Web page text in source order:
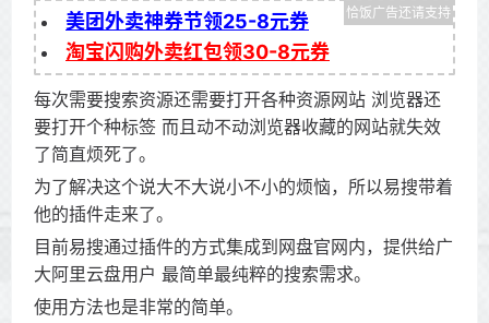
美团外卖神券节领25-8元券
淘宝闪购外卖红包领30-8元券
每次需要搜索资源还需要打开各种资源网站 浏览器还
要打开个种标签 而且动不动浏览器收藏的网站就失效
了简直烦死了。
为了解决这个说大不大说小不小的烦恼，所以易搜带着
他的插件走来了。
目前易搜通过插件的方式集成到网盘官网内，提供给广
大阿里云盘用户 最简单最纯粹的搜索需求。
使用方法也是非常的简单。